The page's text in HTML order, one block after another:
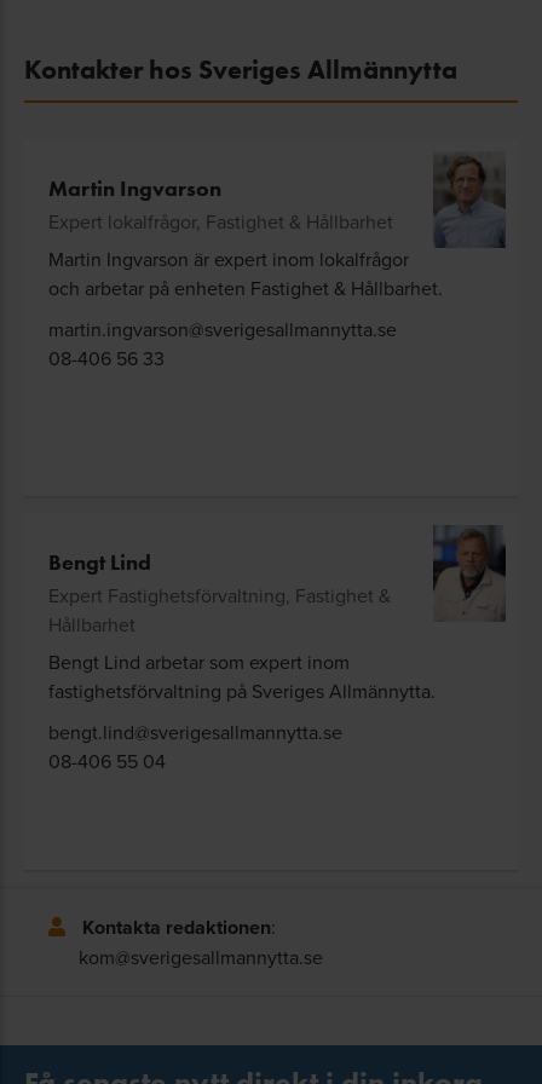
Kontakter hos Sveriges Allmännytta
Martin Ingvarson
Expert lokalfrågor, Fastighet & Hållbarhet
Martin Ingvarson är expert inom lokalfrågor
och arbetar på enheten Fastighet & Hållbarhet.
martin.ingvarson@sverigesallmannytta.se
08-406 56 33
Bengt Lind
Expert Fastighetsförvaltning, Fastighet &
Hållbarhet
Bengt Lind arbetar som expert inom
fastighetsförvaltning på Sveriges Allmännytta.
bengt.lind@sverigesallmannytta.se
08-406 55 04
Kontakta redaktionen:
kom@sverigesallmannytta.se